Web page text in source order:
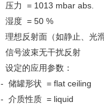
压力 = 1013 mbar abs.
湿度 = 50 %
理想反射面（如静止、光
信号波束无干扰反射
设定的应用参数：
- 储罐形状 = flat ceiling
- 介质性质 = liquid